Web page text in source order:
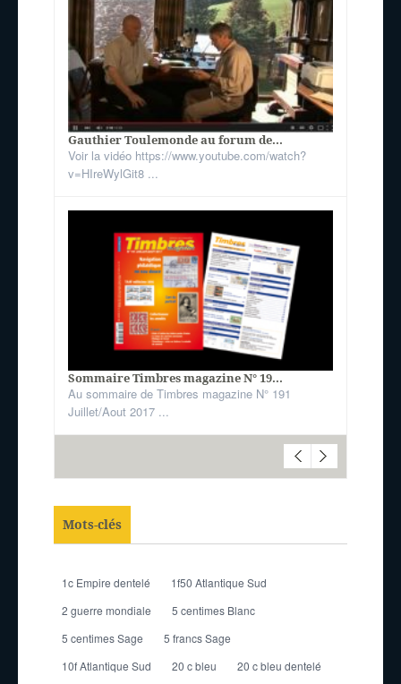
Gauthier Toulemonde au forum de...
Voir la vidéo https://www.youtube.com/watch?
v=HIreWylGit8 ...
Sommaire Timbres magazine N° 19...
Au sommaire de Timbres magazine N° 191
Juillet/Aout 2017 ...
Mots-clés
1c Empire dentelé
1f50 Atlantique Sud
2 guerre mondiale
5 centimes Blanc
5 centimes Sage
5 francs Sage
10f Atlantique Sud
20 c bleu 20 c bleu dentelé